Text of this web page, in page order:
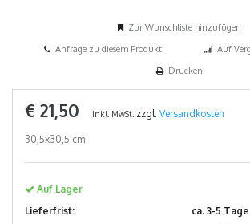
Zur Wunschliste hinzufügen
Anfrage zu diesem Produkt
Auf
Drucken
€ 21,50 Inkl. MwSt. zzgl. Versandkosten
30,5x30,5 cm
Auf Lager
Lieferfrist:
ca. 3-5 Tage